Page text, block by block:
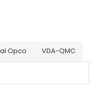
Opco VDA-QMC